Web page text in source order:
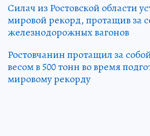
Силач из Ростовской области
мировой рекорд, протащив за
железнодорожных вагонов
Ростовчанин протащил за
весом в 500 тонн во время
мировому рекорду